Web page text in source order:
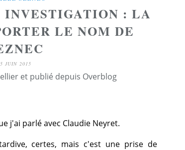
INVESTIGATION : LA
LE NOM DE
5 JUIN 2015
et publié depuis Overblog
j'ai parlé avec Claudie Neyret.
certes, mais c'est une prise de